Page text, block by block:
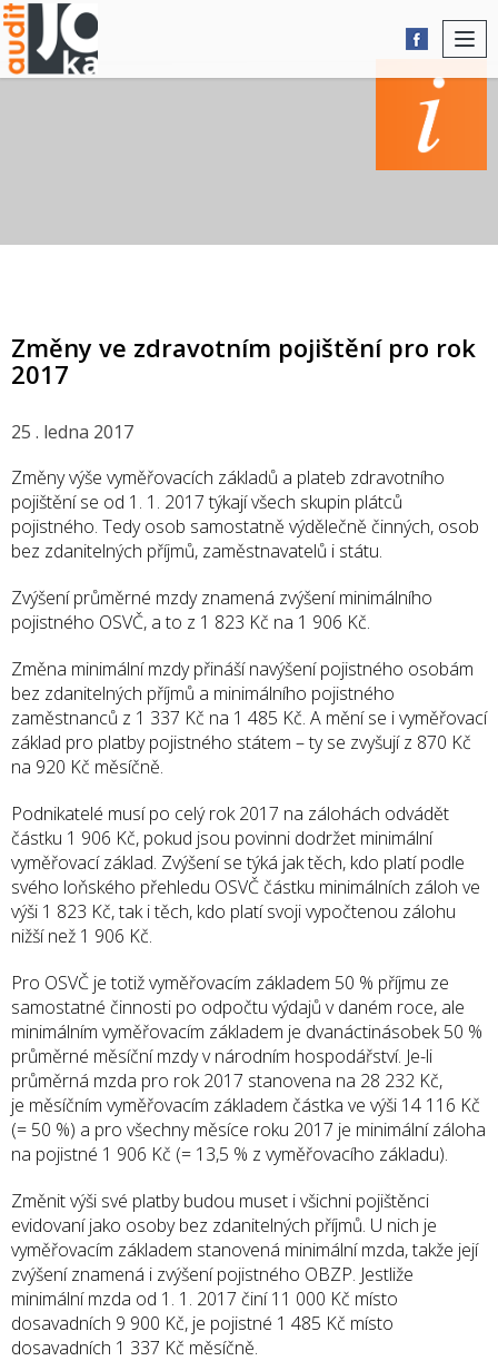
Změny ve zdravotním pojištění pro rok
2017
25 . ledna 2017
Změny výše vyměřovacích základů a plateb zdravotního
pojištění se od 1. 1. 2017 týkají všech skupin plátců
pojistného. Tedy osob samostatně výdělečně činných, osob
bez zdanitelných příjmů, zaměstnavatelů i státu.
Zvýšení průměrné mzdy znamená zvýšení minimálního
pojistného OSVČ, a to z 1 823 Kč na 1 906 Kč.
Změna minimální mzdy přináší navýšení pojistného osobám
bez zdanitelných příjmů a minimálního pojistného
zaměstnanců z 1 337 Kč na 1 485 Kč. A mění se i vyměřovací
základ pro platby pojistného státem – ty se zvyšují z 870 Kč
na 920 Kč měsíčně.
Podnikatelé musí po celý rok 2017 na zálohách odvádět
částku 1 906 Kč, pokud jsou povinni dodržet minimální
vyměřovací základ. Zvýšení se týká jak těch, kdo platí podle
svého loňského přehledu OSVČ částku minimálních záloh ve
výši 1 823 Kč, tak i těch, kdo platí svoji vypočtenou zálohu
nižší než 1 906 Kč.
Pro OSVČ je totiž vyměřovacím základem 50 % příjmu ze
samostatné činnosti po odpočtu výdajů v daném roce, ale
minimálním vyměřovacím základem je dvanáctinásobek 50 %
průměrné měsíční mzdy v národním hospodářství. Je-li
průměrná mzda pro rok 2017 stanovena na 28 232 Kč,
je měsíčním vyměřovacím základem částka ve výši 14 116 Kč
(= 50 %) a pro všechny měsíce roku 2017 je minimální záloha
na pojistné 1 906 Kč (= 13,5 % z vyměřovacího základu).
Změnit výši své platby budou muset i všichni pojištěnci
evidovaní jako osoby bez zdanitelných příjmů. U nich je
vyměřovacím základem stanovená minimální mzda, takže její
zvýšení znamená i zvýšení pojistného OBZP. Jestliže
minimální mzda od 1. 1. 2017 činí 11 000 Kč místo
dosavadních 9 900 Kč, je pojistné 1 485 Kč místo
dosavadních 1 337 Kč měsíčně.